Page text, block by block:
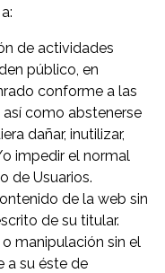
de actividades
público, en
conforme a las
así como abstenerse
dañar, inutilizar,
impedir el normal
de Usuarios.
de la web sin
de su titular.
manipulación sin el
a su éste de